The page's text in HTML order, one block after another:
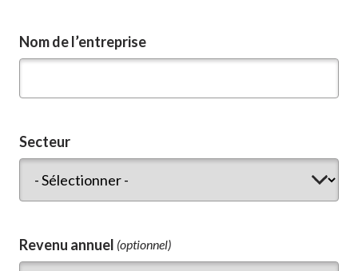
Nom de l’entreprise
Secteur
Revenu annuel (optionnel)